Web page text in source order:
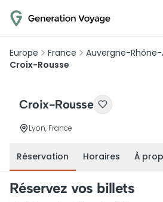
Europe France Auvergne-Rhône-
Croix-Rousse
Croix-Rousse
Lyon, France
Réservation Horaires À
Réservez vos billets